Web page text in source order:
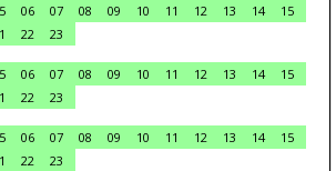
06 07 08 09 10 11 12 13 14
15
22
23
06 07 08 09 10 11 12 13 14
15
22
23
06 07 08 09 10 11 12 13 14
15
22
23